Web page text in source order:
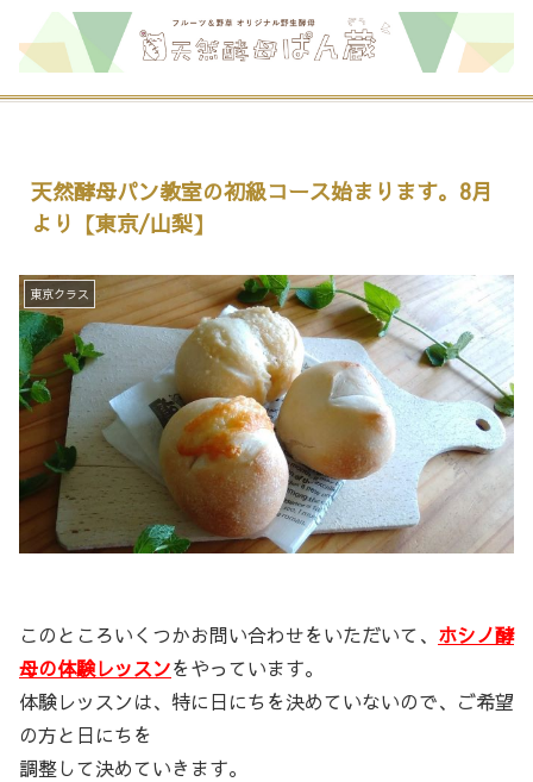
天然酵母パン教室の初級コース始まります。8月
より【東京/山梨】
東京クラス
このところいくつかお問い合わせをいただいて、 ホシノ酵
母の体験レッスンをやっています。
体験レッスンは、特に日にちを決めていないので、ご希望
の方と日にちを
調整して決めていきます。